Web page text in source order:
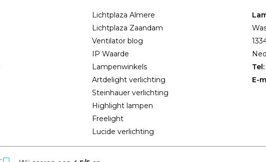
Lichtplaza Almere
Lichtplaza Zaandam
Ventilator blog
IP Waarde
Lampenwinkels
Artdelight verlichting
Steinhauer verlichting
Highlight lampen
Freelight
Lucide verlichting
Tel:
E-